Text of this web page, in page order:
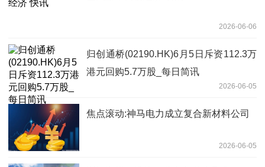
2026-06-06
归创通桥(02190.HK)6月5日斥资112.3万
港元回购5.7万股_每日简讯
2026-06-05
焦点滚动:神马电力成立复合新材料公司
2026-06-05